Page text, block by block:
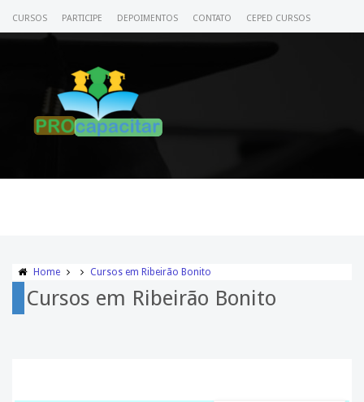
CURSOS PARTICIPE DEPOIMENTOS CONTATO CEPED CURSOS
Home Cursos em Ribeirão Bonito
Cursos em Ribeirão Bonito